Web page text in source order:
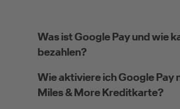
Was ist Google Pay und wie
bezahlen?
Wie aktiviere ich Google Pay
Miles & More Kreditkarte?